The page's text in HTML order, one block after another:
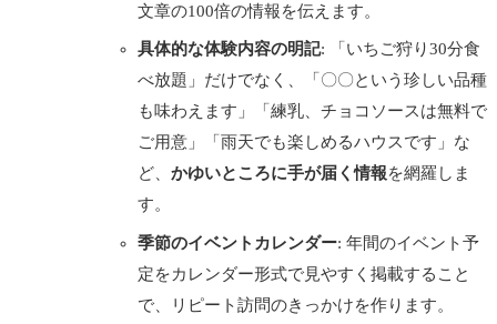
文章の100倍の情報を伝えます。
具体的な体験内容の明記: 「いちご狩り30分食
べ放題」だけでなく、「〇〇という珍しい品種
も味わえます」「練乳、チョコソースは無料で
ご用意」「雨天でも楽しめるハウスです」な
ど、 かゆいところに手が届く情報を網羅しま
す。
季節のイベントカレンダー: 年間のイベント予
定をカレンダー形式で見やすく掲載すること
で、リピート訪問のきっかけを作ります。